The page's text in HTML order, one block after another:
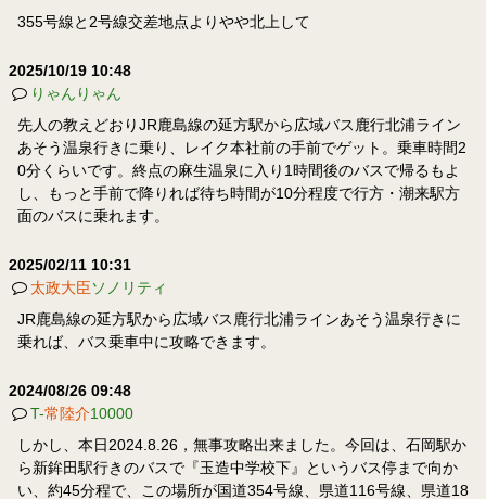
355号線と2号線交差地点よりやや北上して
2025/10/19 10:48
りゃんりゃん
先人の教えどおりJR鹿島線の延方駅から広域バス鹿行北浦ライン
あそう温泉行きに乗り、レイク本社前の手前でゲット。乗車時間2
0分くらいです。終点の麻生温泉に入り1時間後のバスで帰るもよ
し、もっと手前で降りれば待ち時間が10分程度で行方・潮来駅方
面のバスに乗れます。
2025/02/11 10:31
太政大臣ソノリティ
JR鹿島線の延方駅から広域バス鹿行北浦ラインあそう温泉行きに
乗れば、バス乗車中に攻略できます。
2024/08/26 09:48
T-常陸介10000
しかし、本日2024.8.26，無事攻略出来ました。今回は、石岡駅か
ら新鉾田駅行きのバスで『玉造中学校下』というバス停まで向か
い、約45分程で、この場所が国道354号線、県道116号線、県道18